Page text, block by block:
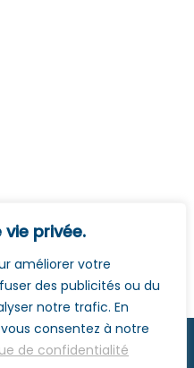
privée.
améliorer votre
des publicités ou du
notre trafic. En
consentez à notre
de confidentialité